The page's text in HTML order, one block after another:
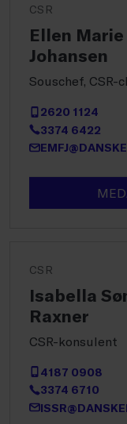
CSR
Ellen
Johansen
Souschef, CSR-
2620 1124
3374 6422
CSR
Isabella
Raxner
CSR-konsulent
4187 0908
3374 6710